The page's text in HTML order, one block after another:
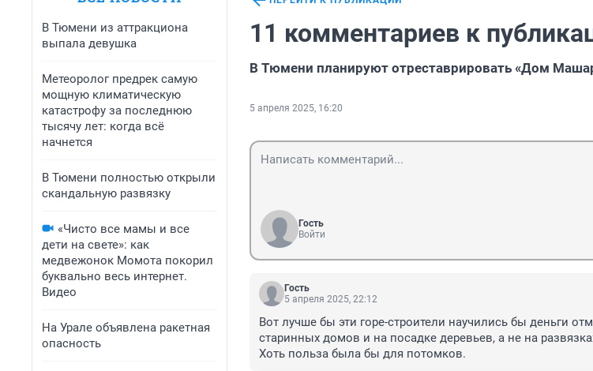
В Тюмени из аттракциона
выпала девушка
Метеоролог предрек самую
мощную климатическую
катастрофу за последнюю
тысячу лет: когда всё
начнется
В Тюмени полностью открыли
скандальную развязку
«Чисто все мамы и все
дети на свете»: как
медвежонок Момота покорил
буквально весь интернет.
Видео
На Урале объявлена ракетная
опасность
11 комментариев к
В Тюмени планируют отреставрировать «Дом
5 апреля 2025, 16:20
Гость
Войти
Гость
5 апреля 2025, 22:12
Вот лучше бы эти горе-строители научились бы деньги
старинных домов и на посадке деревьев, а не на
Хоть польза была бы для потомков.